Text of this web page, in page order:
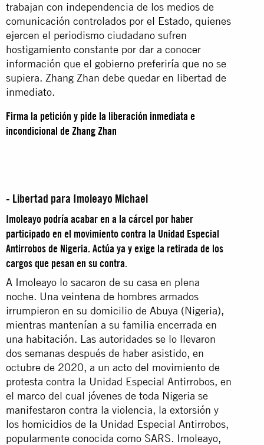
trabajan con independencia de los medios de
comunicación controlados por el Estado, quienes
ejercen el periodismo ciudadano sufren
hostigamiento constante por dar a conocer
información que el gobierno preferiría que no se
supiera. Zhang Zhan debe quedar en libertad de
inmediato.
Firma la petición y pide la liberación inmediata e
incondicional de Zhang Zhan
- Libertad para Imoleayo Michael
Imoleayo podría acabar en a la cárcel por haber
participado en el movimiento contra la Unidad Especial
Antirrobos de Nigeria. Actúa ya y exige la retirada de los
cargos que pesan en su contra.
A Imoleayo lo sacaron de su casa en plena
noche. Una veintena de hombres armados
irrumpieron en su domicilio de Abuya (Nigeria),
mientras mantenían a su familia encerrada en
una habitación. Las autoridades se lo llevaron
dos semanas después de haber asistido, en
octubre de 2020, a un acto del movimiento de
protesta contra la Unidad Especial Antirrobos, en
el marco del cual jóvenes de toda Nigeria se
manifestaron contra la violencia, la extorsión y
los homicidios de la Unidad Especial Antirrobos,
popularmente conocida como SARS. Imoleayo,